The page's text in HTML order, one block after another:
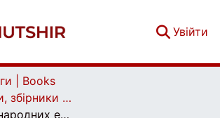
Увійти
| Books
Практикуми, збірники задач | Workbook, collections of tasks
Історія міжнародних економічних відносин